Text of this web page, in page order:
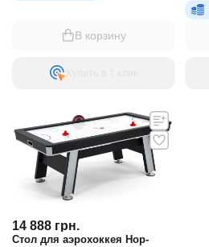
В корзину
Купить в 1 клик
14 888 грн.
Стол для аэрохоккея Hop-